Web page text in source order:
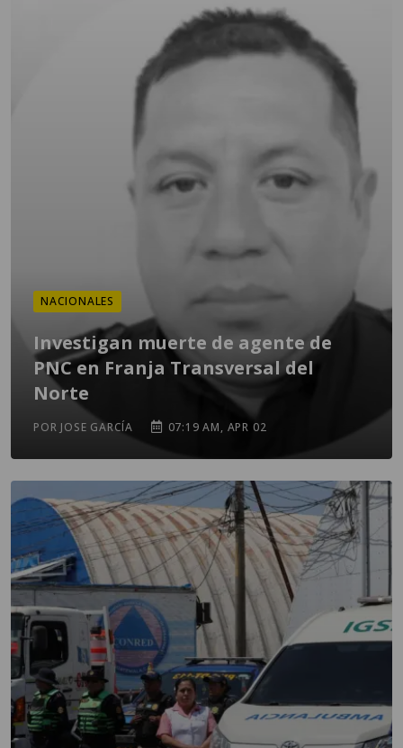
NACIONALES
Investigan muerte de agente de
PNC en Franja Transversal del
Norte
POR JOSE GARCÍA 07:19 AM, APR 02